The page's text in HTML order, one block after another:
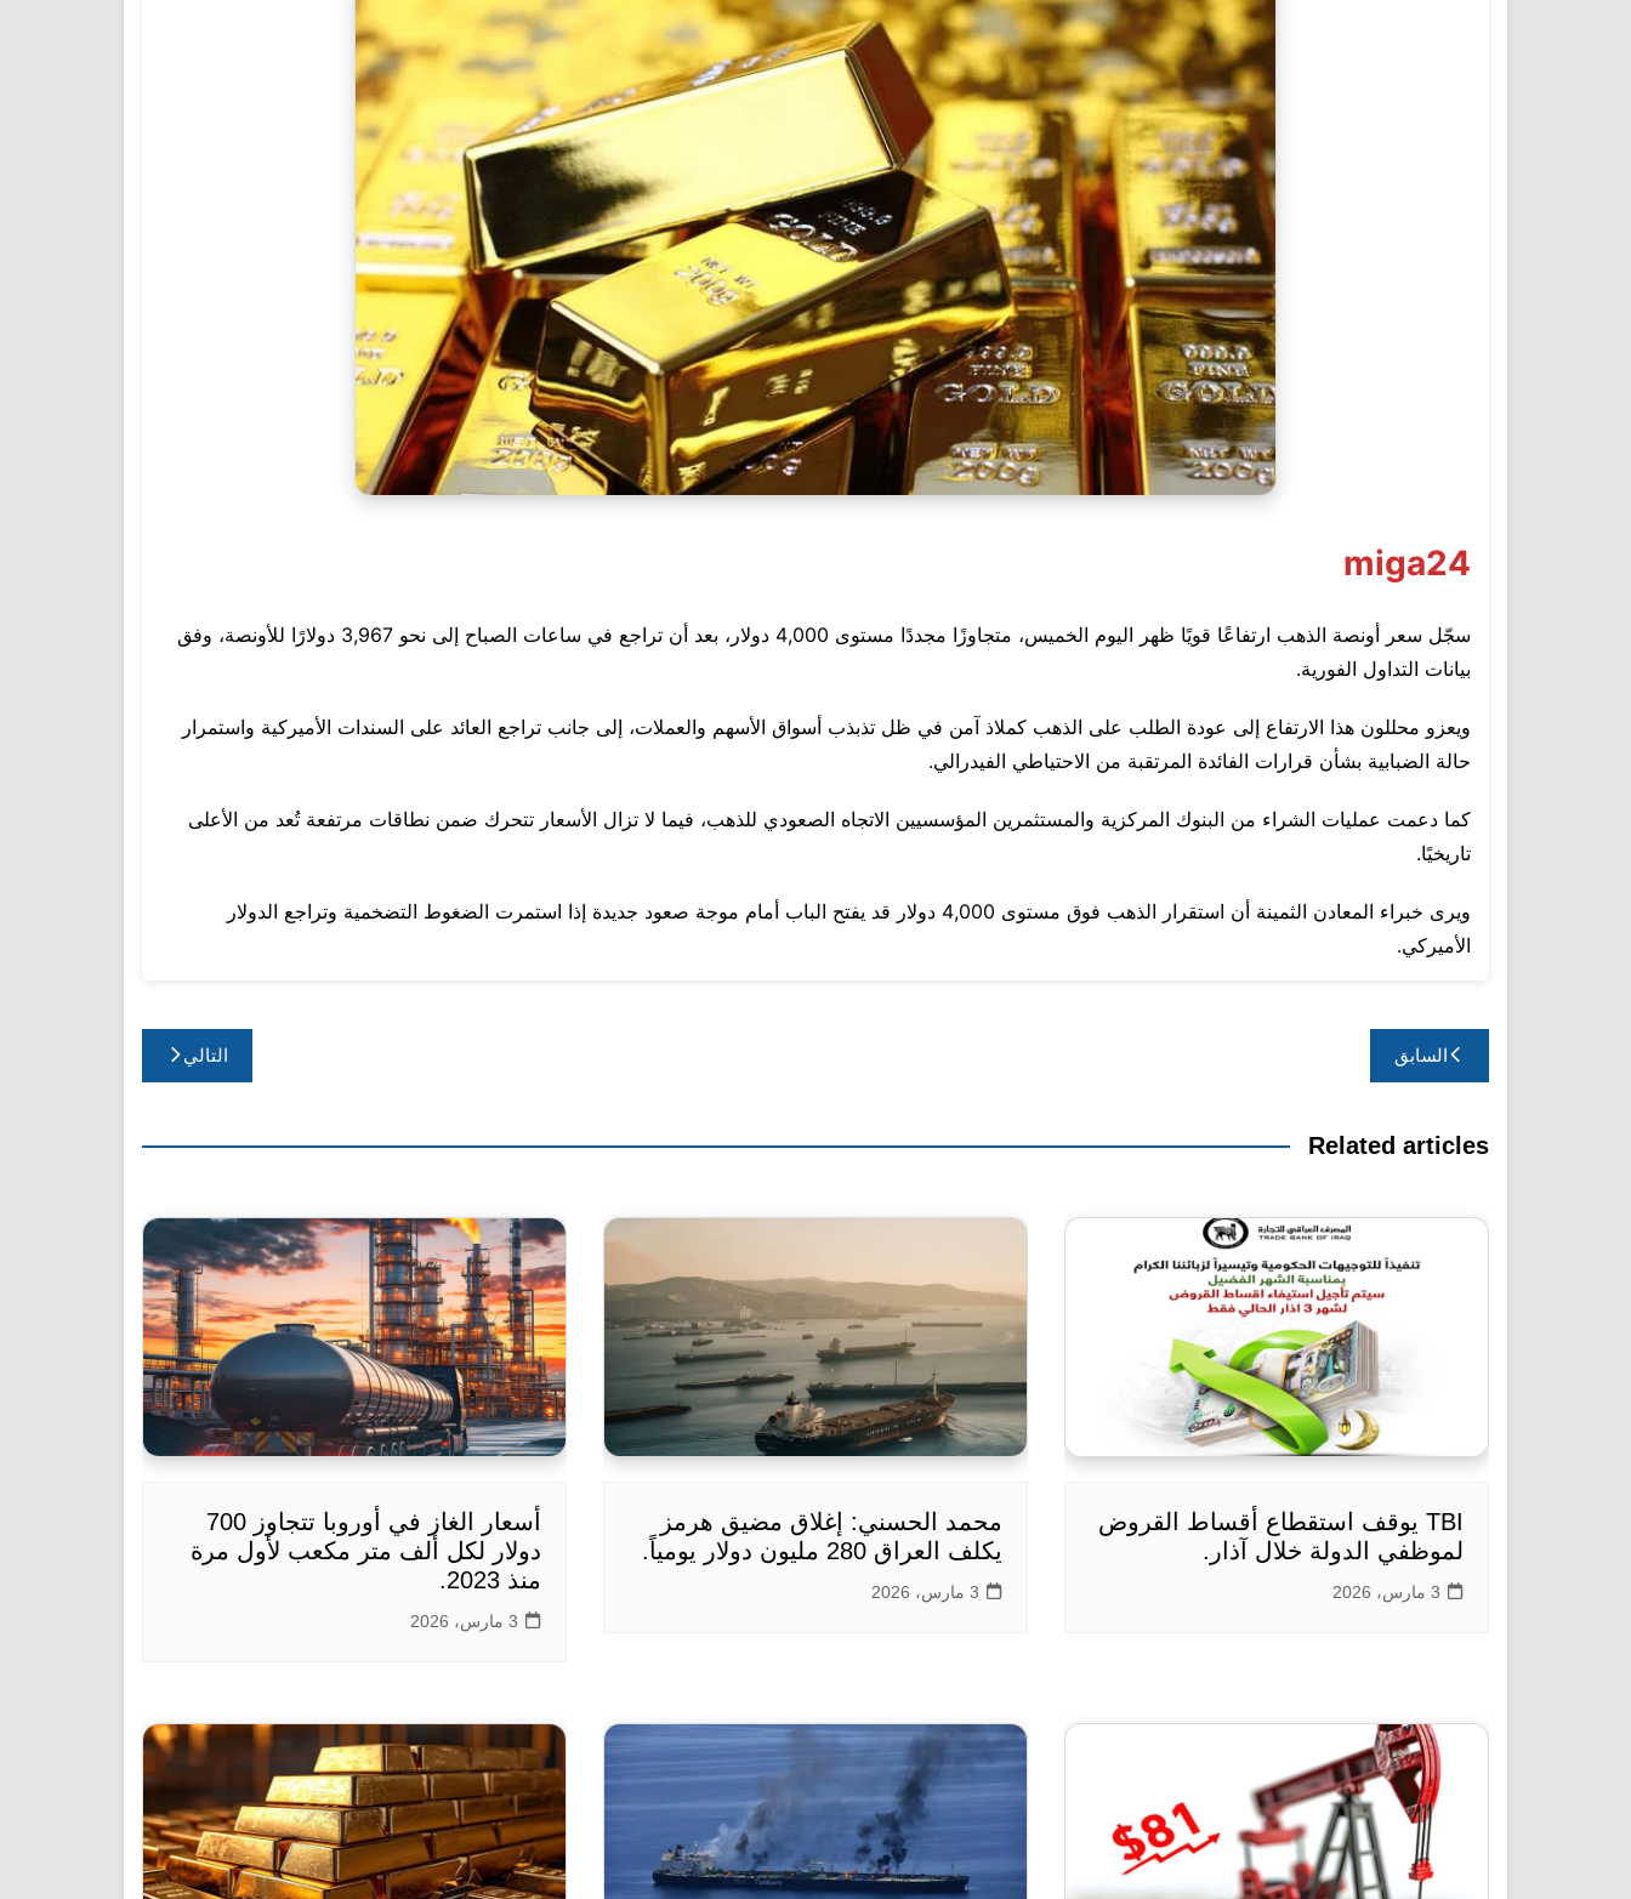
miga24
سجّل سعر أونصة الذهب ارتفاعًا قويًا ظهر اليوم الخميس، متجاوزًا مجددًا مستوى 4,000 دولار، بعد أن تراجع في ساعات الصباح إلى نحو 3,967 دولارًا للأونصة، وفق
بيانات التداول الفورية.
ويعزو محللون هذا الارتفاع إلى عودة الطلب على الذهب كملاذ آمن في ظل تذبذب أسواق الأسهم والعملات، إلى جانب تراجع العائد على السندات الأميركية واستمرار
حالة الضبابية بشأن قرارات الفائدة المرتقبة من الاحتياطي الفيدرالي.
كما دعمت عمليات الشراء من البنوك المركزية والمستثمرين المؤسسيين الاتجاه الصعودي للذهب، فيما لا تزال الأسعار تتحرك ضمن نطاقات مرتفعة تُعد من الأعلى
تاريخيًا.
ويرى خبراء المعادن الثمينة أن استقرار الذهب فوق مستوى 4,000 دولار قد يفتح الباب أمام موجة صعود جديدة إذا استمرت الضغوط التضخمية وتراجع الدولار
الأميركي.
تصفّح
المقالات
السابق التالي
Related articles
TBI يوقف استقطاع أقساط القروض
لموظفي الدولة خلال آذار.
3 مارس، 2026
محمد الحسني: إغلاق مضيق هرمز
يكلف العراق 280 مليون دولار يومياً.
3 مارس، 2026
أسعار الغاز في أوروبا تتجاوز 700
دولار لكل ألف متر مكعب لأول مرة
منذ 2023.
3 مارس، 2026